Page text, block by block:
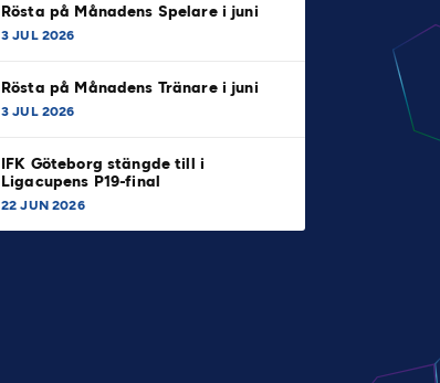
Rösta på Månadens Spelare i juni
3 JUL 2026
Rösta på Månadens Tränare i juni
3 JUL 2026
IFK Göteborg stängde till i
Ligacupens P19-final
22 JUN 2026